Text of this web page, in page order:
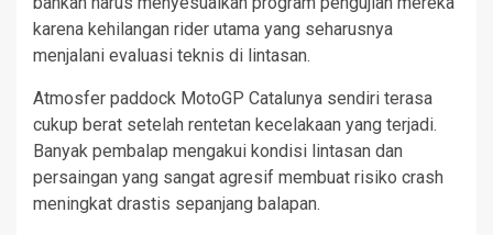
karena kehilangan rider utama yang seharusnya
menjalani evaluasi teknis di lintasan.
Atmosfer paddock MotoGP Catalunya sendiri terasa
cukup berat setelah rentetan kecelakaan yang terjadi.
Banyak pembalap mengakui kondisi lintasan dan
persaingan yang sangat agresif membuat risiko crash
meningkat drastis sepanjang balapan.